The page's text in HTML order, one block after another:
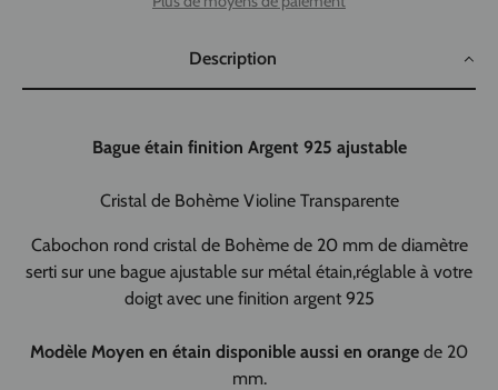
Description
Bague étain finition Argent 925 ajustable
Cristal de Bohème Violine Transparente
Cabochon rond cristal de Bohème de 20 mm de diamètre
serti sur une bague ajustable sur métal étain,réglable à votre
doigt avec une finition argent 925
Modèle Moyen en étain disponible aussi en orange de 20
mm.